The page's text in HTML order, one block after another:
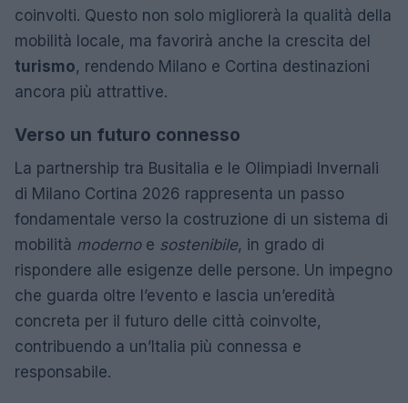
coinvolti. Questo non solo migliorerà la qualità della
mobilità locale, ma favorirà anche la crescita del
turismo, rendendo Milano e Cortina destinazioni
ancora più attrattive.
Verso un futuro connesso
La partnership tra Busitalia e le Olimpiadi Invernali
di Milano Cortina 2026 rappresenta un passo
fondamentale verso la costruzione di un sistema di
mobilità modernoe sostenibile, in grado di
rispondere alle esigenze delle persone. Un impegno
che guarda oltre l’evento e lascia un’eredità
concreta per il futuro delle città coinvolte,
contribuendo a un’Italia più connessa e
responsabile.